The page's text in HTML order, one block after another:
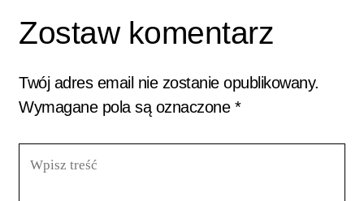
Zostaw komentarz
Twój adres email nie zostanie opublikowany.
Wymagane pola są oznaczone *
treść